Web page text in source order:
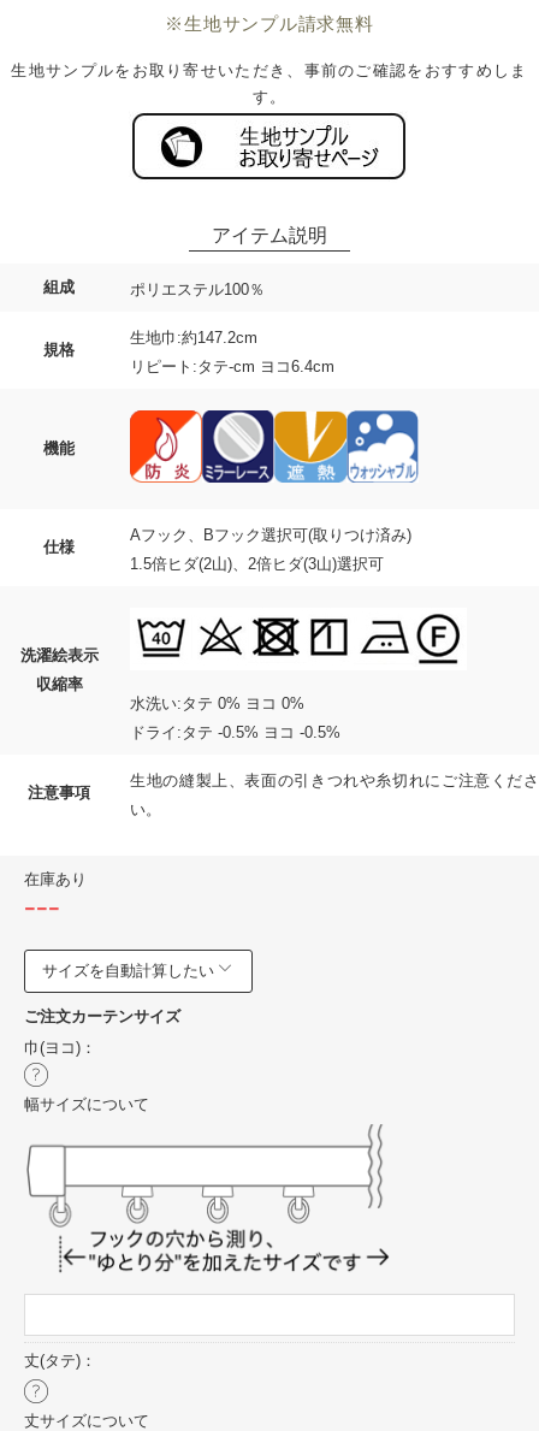
組成 ポリエステル100％
規格
生地巾:約147.2cm
リピート:タテ-cm ヨコ6.4cm
機能
仕様
Aフック、Bフック選択可(取りつけ済み)
1.5倍ヒダ(2山)、2倍ヒダ(3山)選択可
洗濯絵表示
収縮率
水洗い:タテ 0% ヨコ 0%
ドライ:タテ -0.5% ヨコ -0.5%
注意事項
生地の縫製上、表面の引きつれや糸切れにご注意くださ
い。
在庫あり
---
サイズを自動計算したい
ご注文カーテンサイズ
巾(ヨコ)：
幅サイズについて
丈(タテ)：
丈サイズについて
※生地サンプル請求無料
生地サンプルをお取り寄せいただき、事前のご確認をおすすめしま
す。